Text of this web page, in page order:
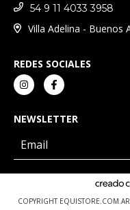
54 9 11 4033 3958
Villa Adelina - Buenos
REDES SOCIALES
NEWSLETTER
COPYRIGHT